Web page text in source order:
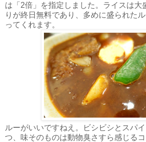
は「2倍」を指定しました。ライスは大
りが終日無料であり、多めに盛られた
ってくれます。
ルーがいいですねえ。ビシビシとスパ
つ、味そのものは動物臭さすら感じる